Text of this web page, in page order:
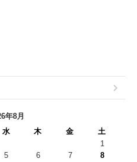
年8月
水 木 金
土
1
5 6 7
8